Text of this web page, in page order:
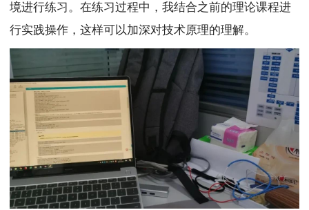
境进行练习。在练习过程中，我结合之前的理论课程进
行实践操作，这样可以加深对技术原理的理解。